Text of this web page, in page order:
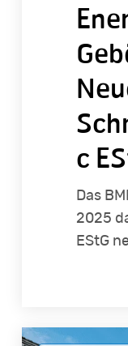
Schreiben
c
Das
2025
EStG
Neubau